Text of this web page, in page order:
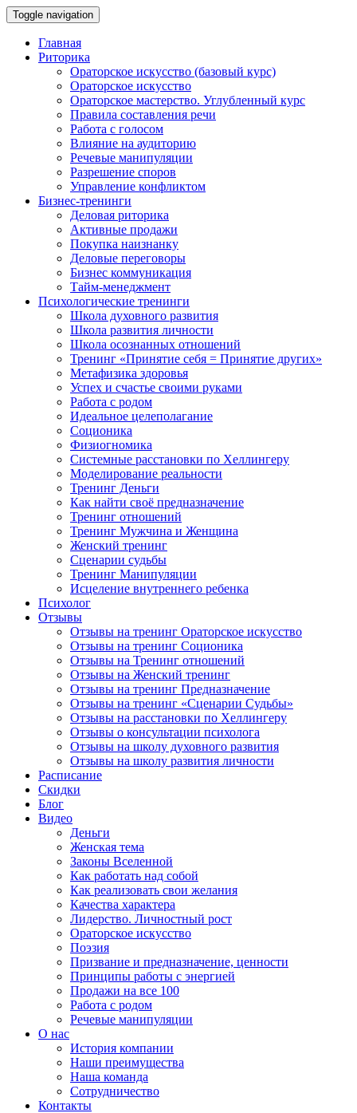
Toggle navigation
Главная
Риторика
Ораторское искусство (базовый курс)
Ораторское искусство
Ораторское мастерство. Углубленный курс
Правила составления речи
Работа с голосом
Влияние на аудиторию
Речевые манипуляции
Разрешение споров
Управление конфликтом
Бизнес-тренинги
Деловая риторика
Активные продажи
Покупка наизнанку
Деловые переговоры
Бизнес коммуникация
Тайм-менеджмент
Психологические тренинги
Школа духовного развития
Школа развития личности
Школа осознанных отношений
Тренинг «Принятие себя = Принятие других»
Метафизика здоровья
Успех и счастье своими руками
Работа с родом
Идеальное целеполагание
Соционика
Физиогномика
Системные расстановки по Хеллингеру
Моделирование реальности
Тренинг Деньги
Как найти своё предназначение
Тренинг отношений
Тренинг Мужчина и Женщина
Женский тренинг
Сценарии судьбы
Тренинг Манипуляции
Исцеление внутреннего ребенка
Психолог
Отзывы
Отзывы на тренинг Ораторское искусство
Отзывы на тренинг Соционика
Отзывы на Тренинг отношений
Отзывы на Женский тренинг
Отзывы на тренинг Предназначение
Отзывы на тренинг «Сценарии Судьбы»
Отзывы на расстановки по Хеллингеру
Отзывы о консультации психолога
Отзывы на школу духовного развития
Отзывы на школу развития личности
Расписание
Скидки
Блог
Видео
Деньги
Женская тема
Законы Вселенной
Как работать над собой
Как реализовать свои желания
Качества характера
Лидерство. Личностный рост
Ораторское искусство
Поэзия
Призвание и предназначение, ценности
Принципы работы с энергией
Продажи на все 100
Работа с родом
Речевые манипуляции
О нас
История компании
Наши преимущества
Наша команда
Сотрудничество
Контакты